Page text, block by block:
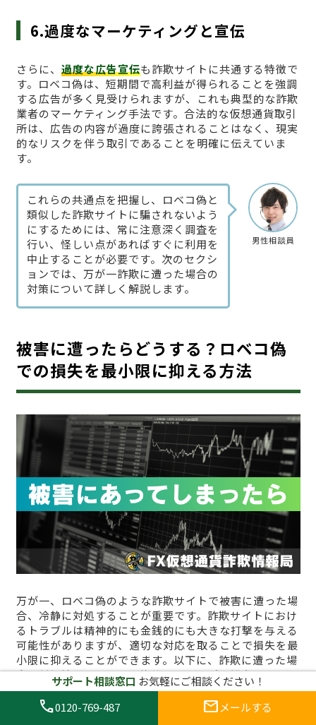
6.過度なマーケティングと宣伝
さらに、 過度な広告宣伝も詐欺サイトに共通する特徴で
す。ロベコ偽は、短期間で高利益が得られることを強調
する広告が多く見受けられますが、これも典型的な詐欺
業者のマーケティング手法です。合法的な仮想通貨取引
所は、広告の内容が過度に誇張されることはなく、現実
的なリスクを伴う取引であることを明確に伝えていま
す。
男性相談員
これらの共通点を把握し、ロベコ偽と
類似した詐欺サイトに騙されないよう
にするためには、常に注意深く調査を
行い、怪しい点があればすぐに利用を
中止することが必要です。次のセクシ
ョンでは、万が一詐欺に遭った場合の
対策について詳しく解説します。
被害に遭ったらどうする？ロベコ偽
での損失を最小限に抑える方法
万が一、ロベコ偽のような詐欺サイトで被害に遭った場
合、冷静に対処することが重要です。詐欺サイトにおけ
るトラブルは精神的にも金銭的にも大きな打撃を与える
可能性がありますが、適切な対応を取ることで損失を最
小限に抑えることができます。以下に、詐欺に遭った場
合の対処法について、具体的なステップを紹介します。
1. 早急に取引を停止し、サイトを利
サポート相談窓口 お気軽にご相談ください！
call0120-769-487 mail メールする